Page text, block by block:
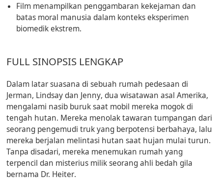
Film menampilkan penggambaran kekejaman dan
batas moral manusia dalam konteks eksperimen
biomedik ekstrem.
FULL SINOPSIS LENGKAP
Dalam latar suasana di sebuah rumah pedesaan di
Jerman, Lindsaydan Jenny, dua wisatawan asal Amerika,
mengalami nasib buruk saat mobil mereka mogok di
tengah hutan. Mereka menolak tawaran tumpangan dari
seorang pengemudi truk yang berpotensi berbahaya, lalu
mereka berjalan melintasi hutan saat hujan mulai turun.
Tanpa disadari, mereka menemukan rumah yang
terpencil dan misterius milik seorang ahli bedah gila
bernama Dr. Heiter.